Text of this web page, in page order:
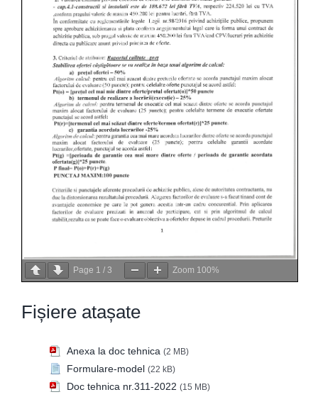
Page 1 / 3 Zoom 100%
Fișiere atașate
Anexa la doc tehnica (2 MB)
Formulare-model (22 kB)
Doc tehnica nr.311-2022 (15 MB)